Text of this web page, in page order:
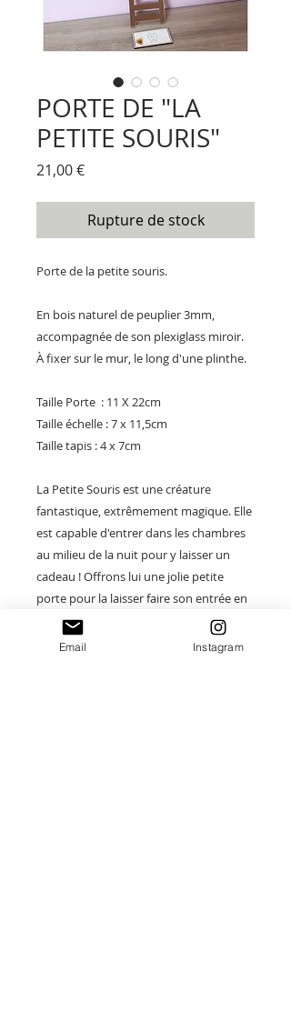
PORTE DE "LA
PETITE SOURIS"
21,00 €Prix
Rupture de stock
Porte de la petite souris.
En bois naturel de peuplier 3mm,
accompagnée de son plexiglass miroir.
À fixer sur le mur, le long d'une plinthe.
Taille Porte : 11 X 22cm
Taille échelle : 7 x 11,5cm
Taille tapis : 4 x 7cm
La Petite Souris est une créature
fantastique, extrêmement magique. Elle
est capable d'entrer dans les chambres
au milieu de la nuit pour y laisser un
cadeau ! Offrons lui une jolie petite
porte pour la laisser faire son entrée en
douceur.
Email Instagram